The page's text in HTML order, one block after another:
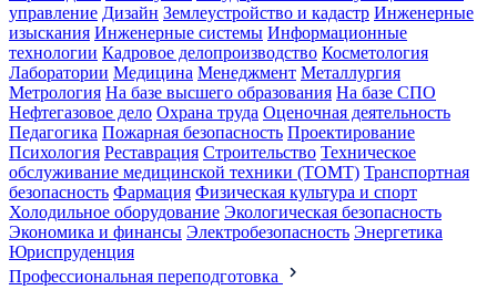
управление Дизайн Землеустройство и кадастр Инженерные
изыскания Инженерные системы Информационные
технологии Кадровое делопроизводство Косметология
Лаборатории Медицина Менеджмент Металлургия
Метрология На базе высшего образования На базе СПО
Нефтегазовое дело Охрана труда Оценочная деятельность
Педагогика Пожарная безопасность Проектирование
Психология Реставрация Строительство Техническое
обслуживание медицинской техники (ТОМТ) Транспортная
безопасность Фармация Физическая культура и спорт
Холодильное оборудование Экологическая безопасность
Экономика и финансы Электробезопасность Энергетика
Юриспруденция
Профессиональная переподготовка